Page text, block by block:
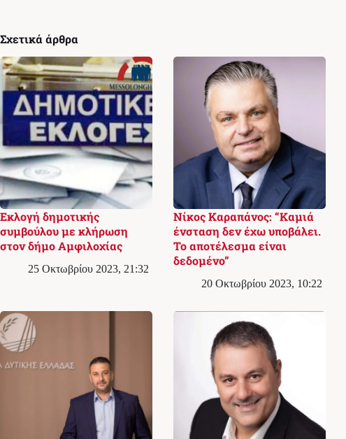
Σχετικά άρθρα
Εκλογή δημοτικής
συμβούλου με κλήρωση
στον δήμο Αμφιλοχίας
25 Οκτωβρίου 2023, 21:32
Νίκος Καραπάνος: “Καμιά
ένσταση δεν έχω υποβάλει.
Το αποτέλεσμα είναι
δεδομένο”
20 Οκτωβρίου 2023, 10:22